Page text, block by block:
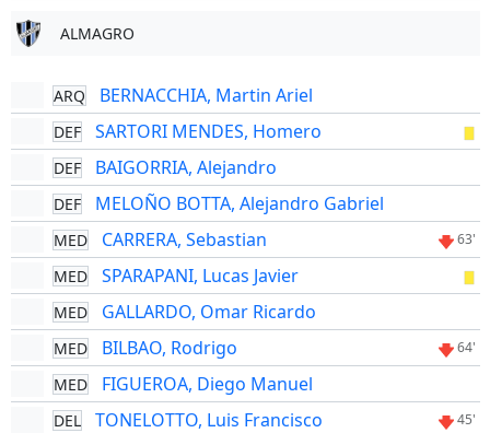
ALMAGRO
ARQ BERNACCHIA, Martin Ariel
DEF SARTORI MENDES, Homero
DEF BAIGORRIA, Alejandro
DEF MELOÑO BOTTA, Alejandro Gabriel
MED CARRERA, Sebastian 63'
MED SPARAPANI, Lucas Javier
MED GALLARDO, Omar Ricardo
MED BILBAO, Rodrigo 64'
MED FIGUEROA, Diego Manuel
DEL TONELOTTO, Luis Francisco 45'